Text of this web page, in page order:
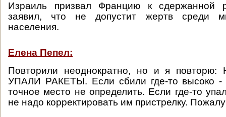
Израиль призвал Францию к сдержанной
заявил, что не допустит жертв среди
населения.
Елена Пепел:
Повторили неоднократно, но и я
УПАЛИ РАКЕТЫ. Если сбили где-то высоко
точное место не определить. Если где-то
не надо корректировать им пристрелку.